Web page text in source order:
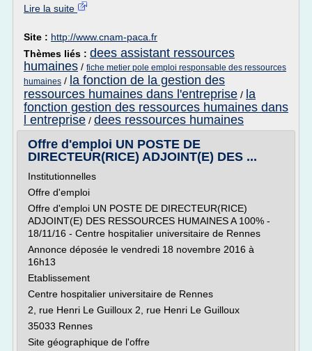
Lire la suite
Site : http://www.cnam-paca.fr
Thèmes liés : dees assistant ressources
humaines / fiche metier pole emploi responsable des ressources
humaines / la fonction de la gestion des
ressources humaines dans l'entreprise / la
fonction gestion des ressources humaines dans
l entreprise / dees ressources humaines
Offre d'emploi UN POSTE DE
DIRECTEUR(RICE) ADJOINT(E) DES ...
Institutionnelles
Offre d'emploi
Offre d'emploi UN POSTE DE DIRECTEUR(RICE)
ADJOINT(E) DES RESSOURCES HUMAINES A 100% -
18/11/16 - Centre hospitalier universitaire de Rennes
Annonce déposée le vendredi 18 novembre 2016 à
16h13
Etablissement
Centre hospitalier universitaire de Rennes
2, rue Henri Le Guilloux 2, rue Henri Le Guilloux
35033 Rennes
Site géographique de l'offre